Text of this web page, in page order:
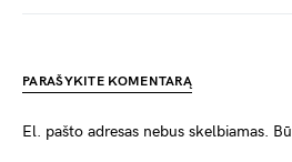
PARAŠYKITE KOMENTARĄ
El. pašto adresas nebus skelbiamas.